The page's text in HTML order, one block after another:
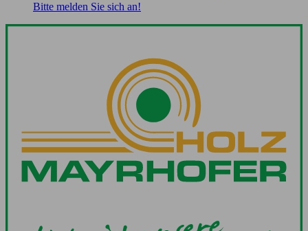
Bitte melden Sie sich an!